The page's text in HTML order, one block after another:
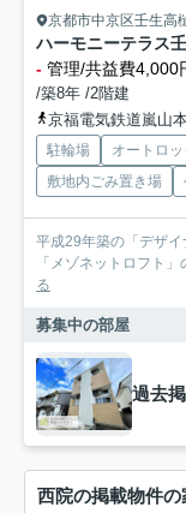
京都市中京区壬生高
ハーモニーテラス
- 管理/共益費4,000
/築8年 /2階建
京福電気鉄道嵐山
駐輪場 オートロッ
敷地内ごみ置き場
平成29年築の「デザ
「メゾネットロフト
る
募集中の部屋
過去
西院の掲載物件の